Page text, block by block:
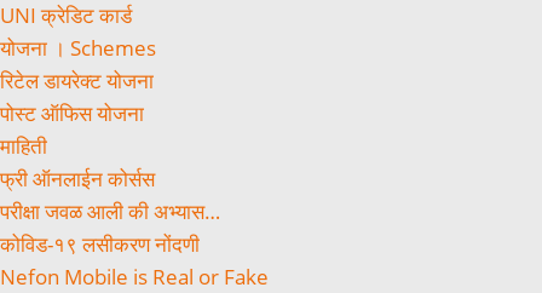
UNI क्रेडिट कार्ड
योजना । Schemes
रिटेल डायरेक्ट योजना
पोस्ट ऑफिस योजना
माहिती
फ्री ऑनलाईन कोर्सस
परीक्षा जवळ आली की अभ्यास…
कोविड-१९ लसीकरण नोंदणी
Nefon Mobile is Real or Fake